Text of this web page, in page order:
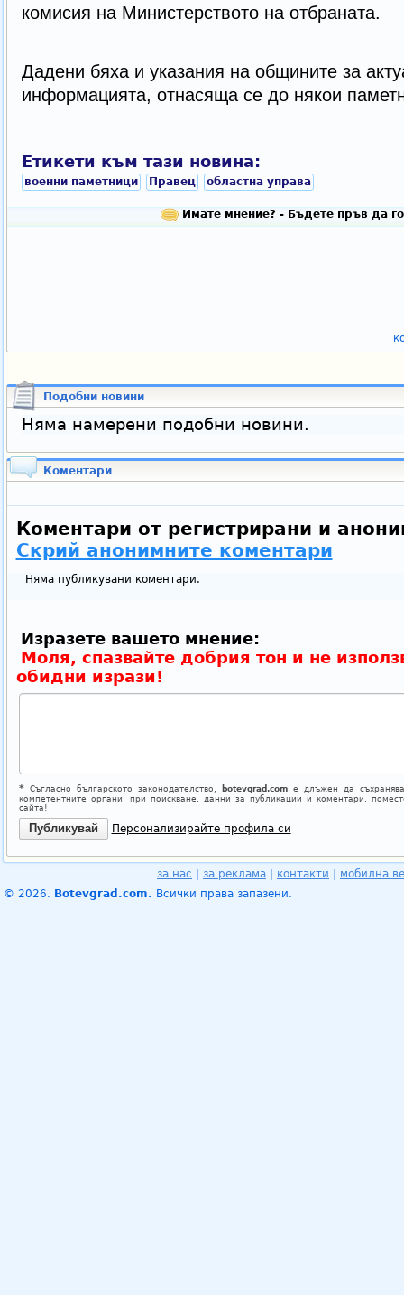
комисия на Министерството на отбраната.
Дадени бяха и указания на общините за
информацията, отнасяща се до някои
Етикети към тази новина:
военни паметници Правец областна управа
Имате мнение? - Бъдете пръв да го
Подобни новини
Няма намерени подобни новини.
Коментари
Коментари от регистрирани и
Скрий анонимните коментари
Няма публикувани коментари.
Изразете вашето мнение:
Моля, спазвайте добрия тон и не
обидни изрази!
*Съгласно българското законодателство, botevgrad.comе длъжен да
компетентните органи, при поискване, данни за публикации и коментари,
сайта!
Персонализирайте профила си
за нас за реклама контакти
мобилна
© 2026. Botevgrad.com. Всички права запазени.